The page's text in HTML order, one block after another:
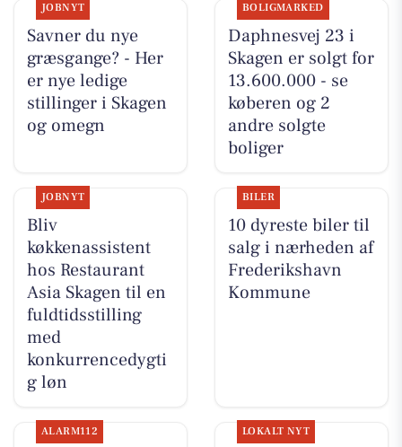
JOBNYT
Savner du nye
græsgange? - Her
er nye ledige
stillinger i Skagen
og omegn
BOLIGMARKED
Daphnesvej 23 i
Skagen er solgt for
13.600.000 - se
køberen og 2
andre solgte
boliger
JOBNYT
Bliv
køkkenassistent
hos Restaurant
Asia Skagen til en
fuldtidsstilling
med
konkurrencedygti
g løn
BILER
10 dyreste biler til
salg i nærheden af
Frederikshavn
Kommune
ALARM112 LOKALT NYT